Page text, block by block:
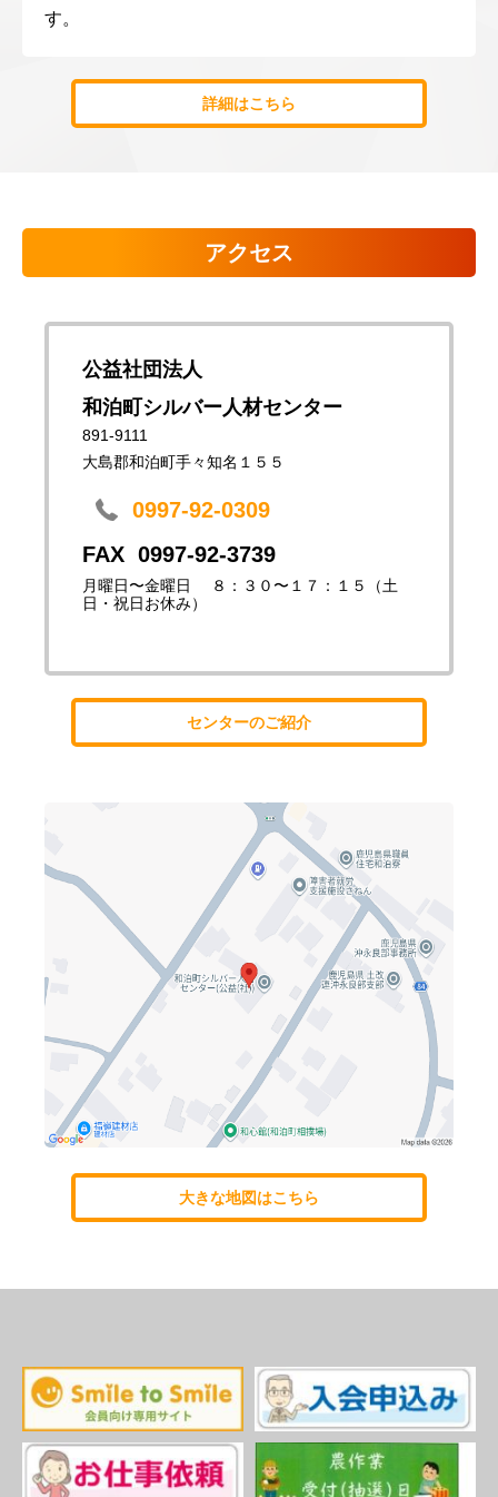
す。
詳細はこちら
アクセス
公益社団法人
和泊町シルバー人材センター
891-9111
大島郡和泊町手々知名１５５
0997-92-0309
0997-92-3739
月曜日〜金曜日 ８：３０〜１７：１５（土
日・祝日お休み）
センターのご紹介
大きな地図はこちら